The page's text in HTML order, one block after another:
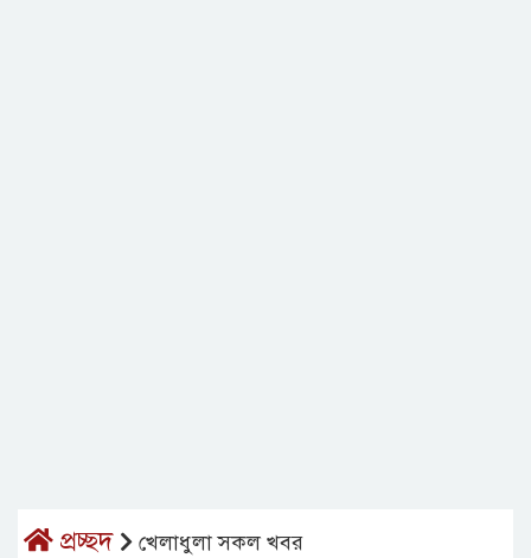
প্রচ্ছদ খেলাধুলা সকল খবর